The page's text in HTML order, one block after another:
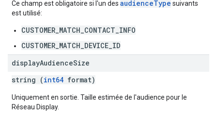
Ce champ est obligatoire si l'un des audienceType suivants
est utilisé:
CUSTOMER_MATCH_CONTACT_INFO
CUSTOMER_MATCH_DEVICE_ID
displayAudienceSize
string (int64 format)
Uniquement en sortie. Taille estimée de l'audience pour le
Réseau Display.